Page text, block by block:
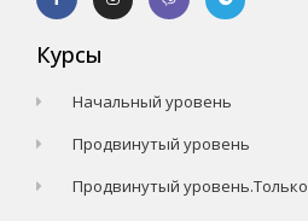
Курсы
Начальный уровень
Продвинутый уровень
Продвинутый